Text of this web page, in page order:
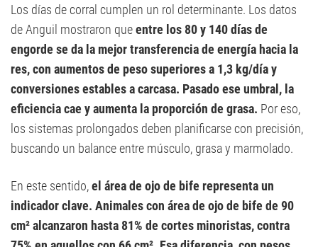
Los días de corral cumplen un rol determinante. Los datos
de Anguil mostraron queentre los 80 y 140 días de
engorde se da la mejor transferencia de energía hacia la
res, con aumentos de peso superiores a 1,3 kg/día y
conversiones estables a carcasa. Pasado ese umbral, la
eficiencia cae y aumenta la proporción de grasa. Por eso,
los sistemas prolongados deben planificarse con precisión,
buscando un balance entre músculo, grasa y marmolado.
En este sentido,el área de ojo de bife representa un
indicador clave. Animales con área de ojo de bife de 90
cm² alcanzaron hasta 81% de cortes minoristas, contra